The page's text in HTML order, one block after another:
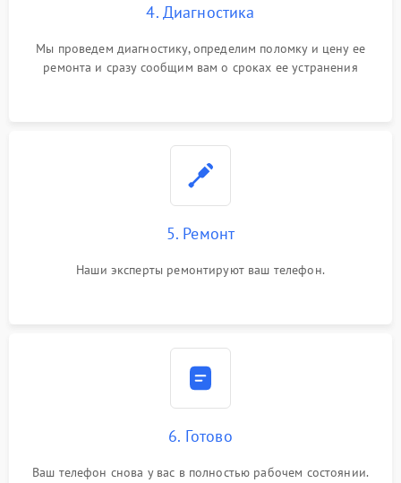
4. Диагностика
Мы проведем диагностику, определим поломку и цену ее
ремонта и сразу сообщим вам о сроках ее устранения
5. Ремонт
Наши эксперты ремонтируют ваш телефон.
6. Готово
Ваш телефон снова у вас в полностью рабочем состоянии.